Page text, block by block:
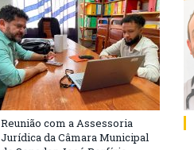
Reunião com a Assessoria
Jurídica da Câmara Municipal